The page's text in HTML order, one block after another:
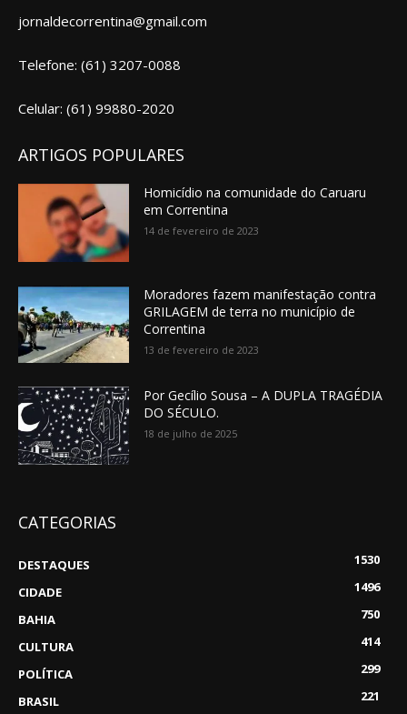
jornaldecorrentina@gmail.com
Telefone: (61) 3207-0088
Celular: (61) 99880-2020
ARTIGOS POPULARES
Homicídio na comunidade do Caruaru
em Correntina
14 de fevereiro de 2023
Moradores fazem manifestação contra
GRILAGEM de terra no município de
Correntina
13 de fevereiro de 2023
Por Gecílio Sousa – A DUPLA TRAGÉDIA
DO SÉCULO.
18 de julho de 2025
CATEGORIAS
DESTAQUES
1530
CIDADE
1496
BAHIA
750
CULTURA
414
POLÍTICA
299
BRASIL
221